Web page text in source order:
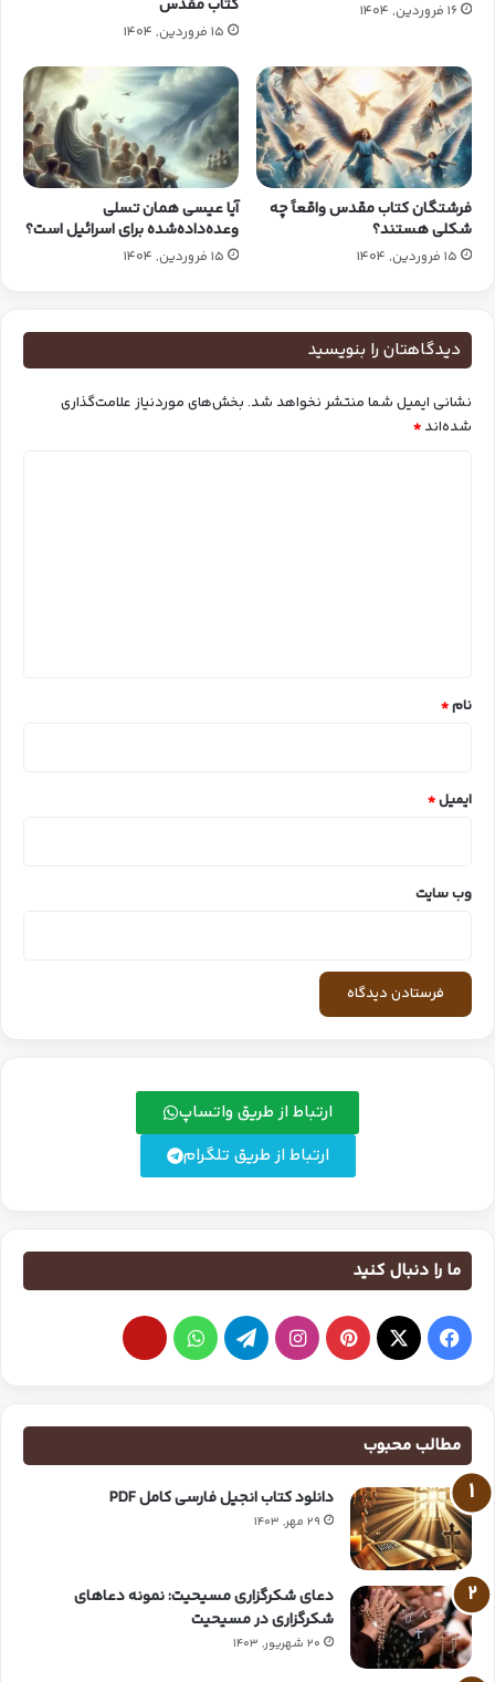
16 فروردین, 1404 کتاب مقدس
15 فروردین, 1404
فرشتگان کتاب‌ مقدس واقعاً چه
شکلی هستند؟
15 فروردین, 1404
آیا عیسی همان تسلی
وعده‌داده‌شده برای اسرائیل است؟
15 فروردین, 1404
دیدگاهتان را بنویسید
نشانی ایمیل شما منتشر نخواهد شد. بخش‌های موردنیاز علامت‌گذاری
شده‌اند *
نام*
ایمیل*
وب‌ سایت
ارتباط از طریق واتساپ
ارتباط از طریق تلگرام
ما را دنبال کنید
مطالب محبوب
دانلود کتاب انجیل فارسی کامل PDF
29 مهر, 1403
دعای شکرگزاری مسیحیت: نمونه دعاهای
شکرگزاری در مسیحیت
20 شهریور, 1403